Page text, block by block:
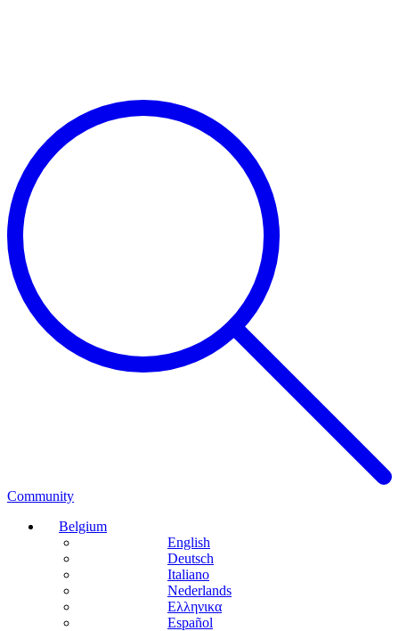
Community
Belgium
English
Deutsch
Italiano
Nederlands
Ελληνικα
Español